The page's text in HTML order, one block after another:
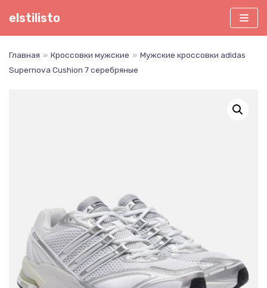
Перейти
elstilisto
Главная » Кроссовки мужские » Мужские кроссовки adidas
Supernova Cushion 7 серебряные